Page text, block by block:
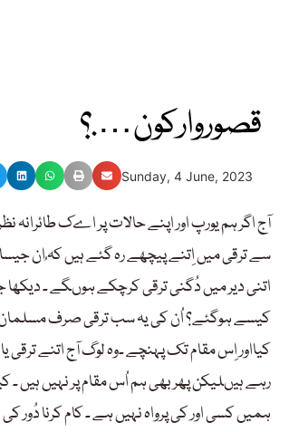
قصوروارکون….؟
Sunday, 4 June, 2023
آج اگر ہم یورپ اور اپنے حالات پر اےک
سے ترقی میں اِتنے پیچھے رہ گئے ہیں کہ ُان
اتنی دیر میں دُگنی ترقی کرچکے ہوںگے ۔ دیکھا
کیسے ہوگئے؟ اُن کی یہ سب ترقی صرف مسلمان
کیااور اِس مقام تک پہنچے ۔وہ لوگ آج اتنے
رہے ہیںلیکن پھر بھی ہم اُس مقام پر نہیں
ہمیں کسی اور کی پرواہ نہیں ہے ۔ کام کرنا